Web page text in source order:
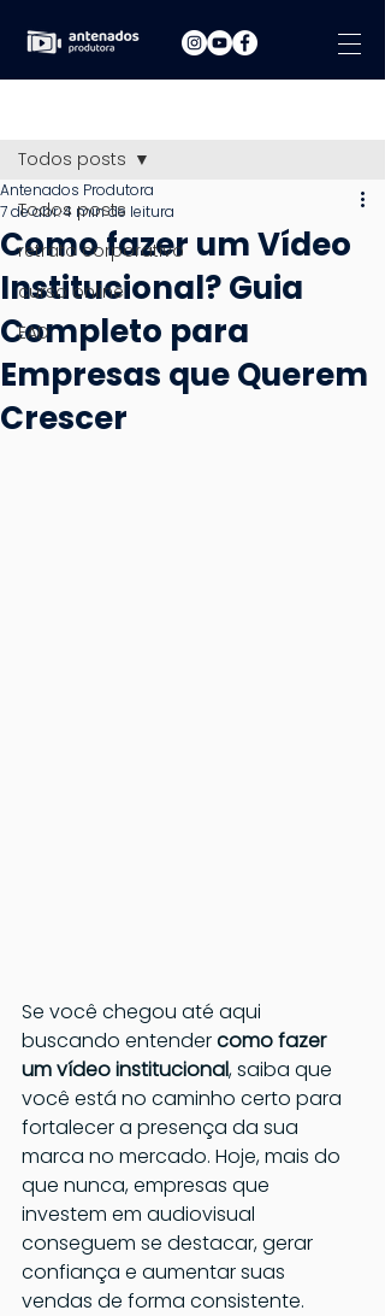
Todos posts
retrato corporativo
curso online
EAD
Todos posts
Como fazer um Vídeo
Institucional? Guia
Completo para
Empresas que Querem
Crescer
Antenados Produtora
7 de abr.4 min de leitura
Se você chegou até aqui
buscando entender como fazer
um vídeo institucional, saiba que
você está no caminho certo para
fortalecer a presença da sua
marca no mercado. Hoje, mais do
que nunca, empresas que
investem em audiovisual
conseguem se destacar, gerar
confiança e aumentar suas
vendas de forma consistente.